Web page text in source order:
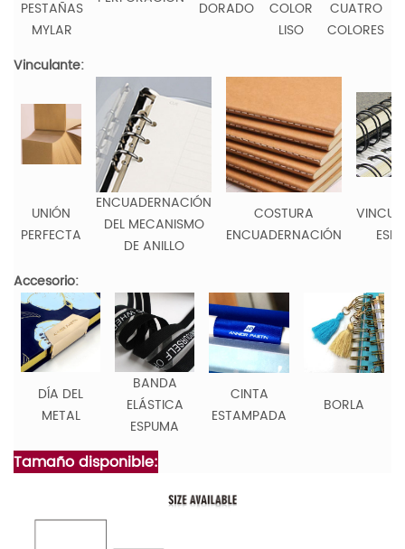
PESTAÑAS
MYLAR
DORADO
COLOR
LISO
CUATRO
COLORES
Vinculante:
UNIÓN
PERFECTA
ENCUADERNACIÓN
DEL MECANISMO
DE ANILLO
COSTURA
ENCUADERNACIÓN
Accesorio:
DÍA DEL
METAL
BANDA
ELÁSTICA
ESPUMA
CINTA
ESTAMPADA
BORLA
Tamaño disponible: